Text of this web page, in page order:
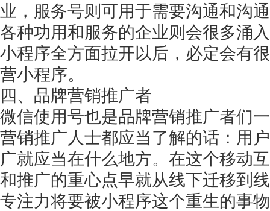
业，服务号则可用于需要沟通和沟
各种功用和服务的企业则会很多涌
小程序全方面拉开以后，必定会有
营小程序。
四、品牌营销推广者
微信使用号也是品牌营销推广者们
营销推广人士都应当了解的话：用
广就应当在什么地方。在这个移动
和推广的重心点早就从线下迁移到
专注力将要被小程序这个重生的事